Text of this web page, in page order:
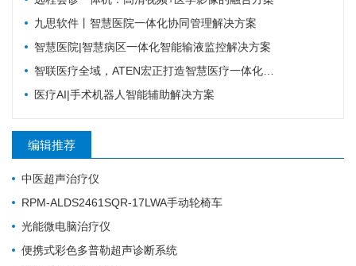
九思软件丨智慧医院一体化协同管理解决方案
智慧医院|智慧病区一体化智能输液监控解决方案
智联医疗全域，ATEN宏正打造智慧医疗一体化连接解决方案
医疗AI|手术机器人智能辅助解决方案
编辑推荐
中医超声治疗仪
RPM-ALDS2461SQR-17LWA手动轮椅车
光能微电脑治疗仪
便携式彩色多普勒超声诊断系统